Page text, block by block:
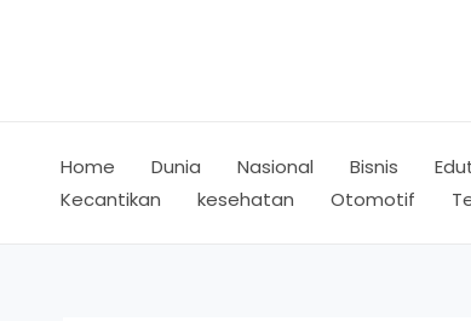
Home Dunia Nasional Bisnis
Kecantikan
kesehatan Otomotif